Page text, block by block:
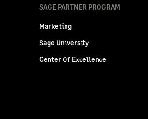
SAGE PARTNER PROGRAM
Marketing
Sage University
Center Of Excellence